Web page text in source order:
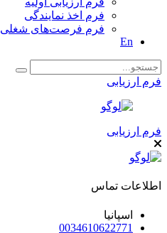
فرم اخذ نمایندگی
فرم فرصت‌های شغلی
En
فرم ارزیابی
فرم ارزیابی
اطلاعات تماس
اسپانیا
0034610622771